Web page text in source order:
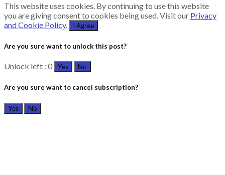
This website uses cookies. By continuing to use this website
you are giving consent to cookies being used. Visit our Privacy
and Cookie Policy. I Agree
Are you sure want to unlock this post?
Unlock left : 0 Yes No
Are you sure want to cancel subscription?
Yes No